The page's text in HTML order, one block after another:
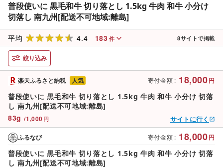
普段使いに 黒毛和牛 切り落とし 1.5kg 牛肉 和牛 小分け
切落し 南九州[配送不可地域:離島]
平均 4.4 183 件 8サイトで掲載
絞り込み
寄付金額 : 18,000円
83g /1,000 円
楽天ふるさと納税
普段使いに 黒毛和牛 切り落とし 1.5kg 牛肉 和牛 小分け 切落
し 南九州[配送不可地域:離島]
人気
サイトに行く
寄付金額 : 18,000円
ふるなび
普段使いに 黒毛和牛 切り落とし 1.5kg 牛肉 和牛 小分け 切落
し 南九州[配送不可地域:離島]